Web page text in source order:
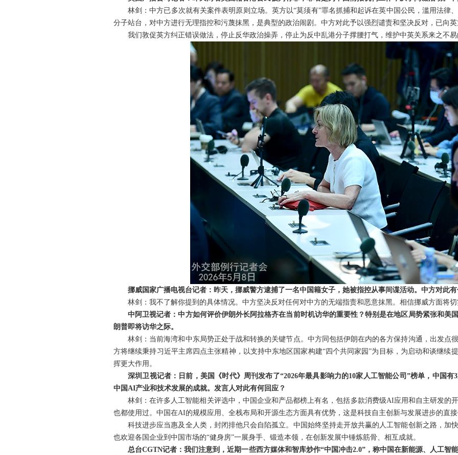
林剑：中方已多次就有关案件表明原则立场。英方以“莫须有”罪名抓捕和起诉在英中国公民，滥用法律
分子站台，对中方进行无理指控和污蔑抹黑，是典型的政治闹剧。中方对此予以强烈谴责和坚决反对，已向
我们敦促英方纠正错误做法，停止反华政治操弄，停止为反中乱港分子撑腰打气，维护中英关系来之不
挪威国家广播电视台记者：昨天，挪威警方逮捕了一名中国籍女子，她被指控从事间谍活动。中方对此
林剑：我不了解你提到的具体情况。中方坚决反对任何对中方的无端指责和恶意抹黑。相信挪威方面将
中阿卫视记者：中方如何评价伊朗外长阿拉格齐在当前时机访华的重要性？特别是在地区局势紧张和美
朗普即将访华之际。
林剑：当前海湾和中东局势正处于战和转换的关键节点。中方同包括伊朗在内的各方保持沟通，出发点
方将继续秉持习近平主席四点主张精神，以支持中东地区国家构建“四个共同家园”为目标，为启动和谈继续
挥更大作用。
深圳卫视记者：日前，美国《时代》周刊发布了“2026年最具影响力的10家人工智能公司”榜单，中国
中国AI产业和技术发展的成就。发言人对此有何回应？
林剑：在许多人工智能相关评选中，中国企业和产品都榜上有名，包括多款消费级AI应用和自主研发的
也都使用过。中国在AI的规模应用、全栈布局和开源生态方面具有优势，这是科技自主创新与发展进步的直
科技进步应当惠及全人类，封闭排他只会自陷孤立。中国始终坚持走开放共赢的人工智能创新之路，加
也欢迎各国企业到中国市场的“健身房”一展身手、锻造本领，在创新发展中锤炼筋骨、相互成就。
总台CGTN记者：我们注意到，近期一些西方媒体和智库炒作“中国冲击2.0”，称中国在新能源、人工智